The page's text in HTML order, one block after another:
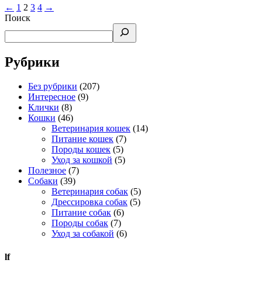
← 1 2 3 4 →
Поиск
Рубрики
Без рубрики (207)
Интересное (9)
Клички (8)
Кошки (46)
Ветеринария кошек (14)
Питание кошек (7)
Породы кошек (5)
Уход за кошкой (5)
Полезное (7)
Собаки (39)
Ветеринария собак (5)
Дрессировка собак (5)
Питание собак (6)
Породы собак (7)
Уход за собакой (6)
lf